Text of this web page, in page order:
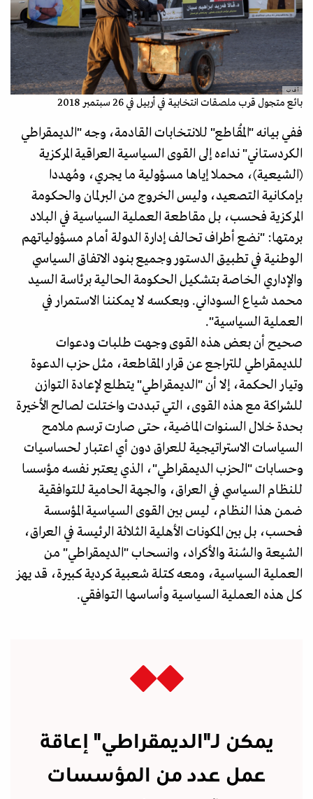
أ ف ب
بائع متجول قرب ملصقات انتخابية في أربيل في 26 سبتمبر 2018
ففي بيانه "المُقاطع" للانتخابات القادمة، وجه "الديمقراطي
الكردستاني" نداءه إلى القوى السياسية العراقية المركزية
(الشيعية)، محملا إياها مسؤولية ما يجري، ومُهددا
بإمكانية التصعيد، وليس الخروج من البرلمان والحكومة
المركزية فحسب، بل مقاطعة العملية السياسية في البلاد
برمتها: "نضع أطراف تحالف إدارة الدولة أمام مسؤولياتهم
الوطنية في تطبيق الدستور وجميع بنود الاتفاق السياسي
والإداري الخاصة بتشكيل الحكومة الحالية برئاسة السيد
محمد شياع السوداني. وبعکسە لا يمكننا الاستمرار في
العملية السياسية".
صحيح أن بعض هذه القوى وجهت طلبات ودعوات
للديمقراطي للتراجع عن قرار المقاطعة، مثل حزب الدعوة
وتيار الحكمة، إلا أن "الديمقراطي" يتطلع لإعادة التوازن
للشراكة مع هذه القوى، التي تبددت واختلت لصالح الأخيرة
بحدة خلال السنوات الماضية، حتى صارت ترسم ملامح
السياسات الاستراتيجية للعراق دون أي اعتبار لحساسيات
وحسابات "الحزب الديمقراطي"، الذي يعتبر نفسه مؤسسا
للنظام السياسي في العراق، والجهة الحامية للتوافقية
ضمن هذا النظام، ليس بين القوى السياسية المؤسسة
فحسب، بل بين المكونات الأهلية الثلاثة الرئيسة في العراق،
الشيعة والسُنة والأكراد، وانسحاب "الديمقراطي" من
العملية السياسية، ومعه كتلة شعبية كردية كبيرة، قد يهز
كل هذه العملية السياسية وأساسها التوافقي.
يمكن لـ"الديمقراطي" إعاقة
عمل عدد من المؤسسات